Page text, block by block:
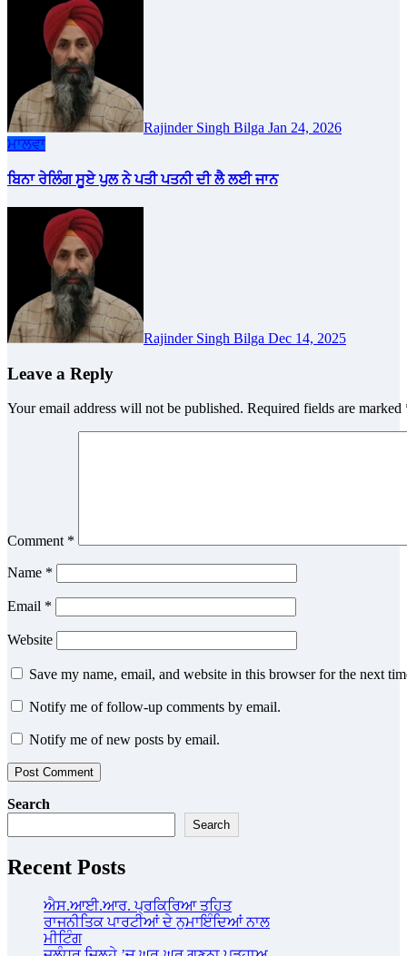
Rajinder Singh Bilga Jan 24, 2026
ਮਾਲਵਾ
ਬਿਨਾ ਰੇਲਿੰਗ ਸੂਏ ਪੁਲ ਨੇ ਪਤੀ ਪਤਨੀ ਦੀ ਲੈ ਲਈ ਜਾਨ
Rajinder Singh Bilga Dec 14, 2025
Leave a Reply
Your email address will not be published. Required fields are marked
Comment *
Name *
Email *
Website
Save my name, email, and website in this browser for the next
Notify me of follow-up comments by email.
Notify me of new posts by email.
Search
Search
Recent Posts
ਐਸ.ਆਈ.ਆਰ. ਪ੍ਰਕਿਰਿਆ ਤਹਿਤ
ਰਾਜਨੀਤਿਕ ਪਾਰਟੀਆਂ ਦੇ ਨੁਮਾਇੰਦਿਆਂ ਨਾਲ
ਮੀਟਿੰਗ